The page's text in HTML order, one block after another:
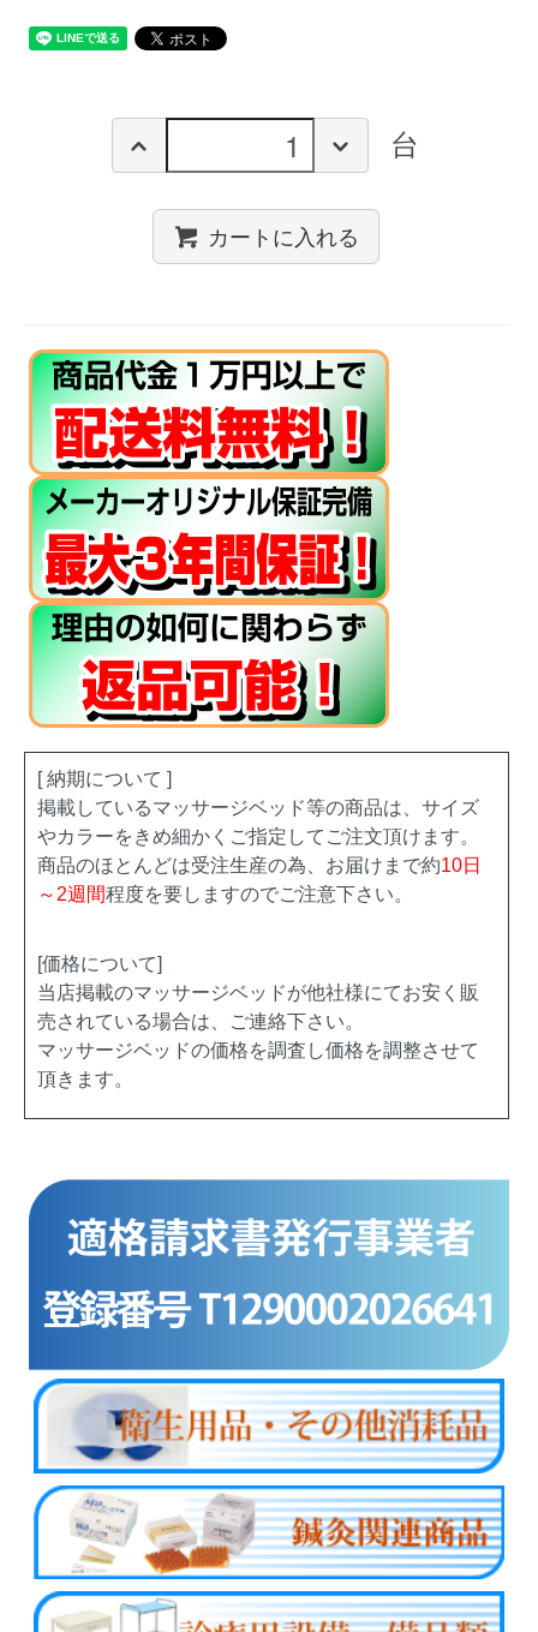
台
カートに入れる
[ 納期について ]
掲載しているマッサージベッド等の商品は、サイズ
やカラーをきめ細かくご指定してご注文頂けます。
商品のほとんどは受注生産の為、お届けまで約10日
～2週間程度を要しますのでご注意下さい。
[価格について]
当店掲載のマッサージベッドが他社様にてお安く販
売されている場合は、ご連絡下さい。
マッサージベッドの価格を調査し価格を調整させて
頂きます。